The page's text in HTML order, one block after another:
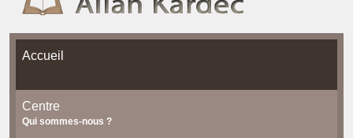
Accueil
Centre
Qui sommes-nous ?